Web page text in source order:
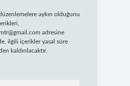
aykırı olduğunu
adresine
ilgili içerikler yasal süre
kaldırılacaktır.